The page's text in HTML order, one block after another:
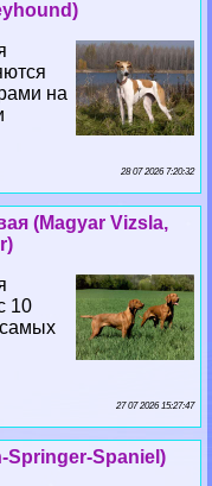
на
28 07 2026 7:20:32
(Magyar Vizsla,
10
27 07 2026 15:27:47
Springer-Spaniel)